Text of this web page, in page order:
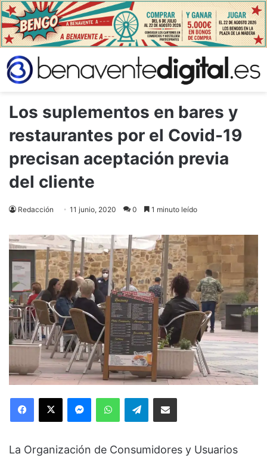
Los suplementos en bares y
restaurantes por el Covid-19
precisan aceptación previa
del cliente
Redacción 11 junio, 2020 0 1 minuto leído
Facebook
X MessengerWhatsAppTelegramCompartir via Email
La Organización de Consumidores y Usuarios